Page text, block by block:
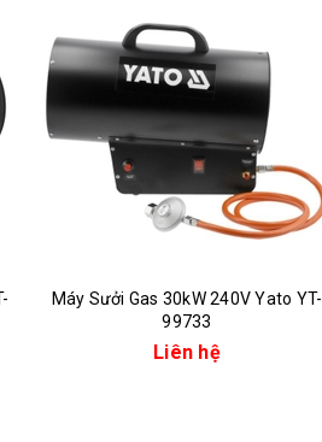
Máy Sưởi Gas 30kW 240V Yato YT-
99733
Liên hệ